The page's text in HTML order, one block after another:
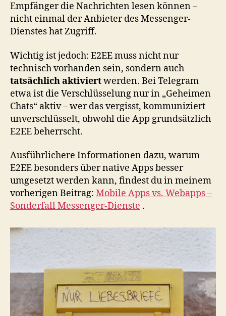
Empfänger die Nachrichten lesen können –
nicht einmal der Anbieter des Messenger-
Dienstes hat Zugriff.
Wichtig ist jedoch: E2EE muss nicht nur
technisch vorhanden sein, sondern auch
tatsächlich aktiviertwerden. Bei Telegram
etwa ist die Verschlüsselung nur in „Geheimen
Chats“ aktiv – wer das vergisst, kommuniziert
unverschlüsselt, obwohl die App grundsätzlich
E2EE beherrscht.
Ausführlichere Informationen dazu, warum
E2EE besonders über native Apps besser
umgesetzt werden kann, findest du in meinem
vorherigen Beitrag: Mobile Apps vs. Webapps –
Sonderfall Messenger-Dienste .